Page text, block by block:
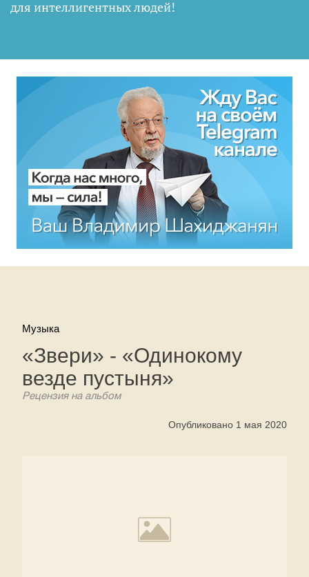
для интеллигентных людей!
Музыка
«Звери» - «Одинокому
везде пустыня»
Рецензия на альбом
Опубликовано 1 мая 2020